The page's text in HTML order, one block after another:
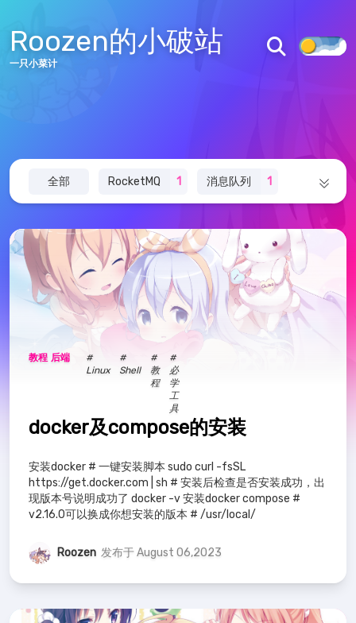
Roozen的小破站
一只小菜计
全部 RocketMQ 1 消息队列 1
面试 1 算法 1 音乐 3 主题 1
架构 2 Halo 1 Redis 2
其他 1 docker 1 诗词文集 17
RoboCup 教程 4
16
MySQL 1 数据库 2 Linux 4
前端 6
教程 后端
#
Linux
#
Shell
#
教
程
#
必
学
工
具
docker及compose的安装
安装docker # 一键安装脚本 sudo curl -fsSL
https://get.docker.com | sh # 安装后检查是否安装成功，出
现版本号说明成功了 docker -v 安装docker compose #
v2.16.0可以换成你想安装的版本 # /usr/local/
Roozen 发布于 August 06,2023
文章
标签 分类
归档
友链
留言板
AURORA主题
AURORA仓库
皖ICP备2022001637号
皖公网安备34122502000211号